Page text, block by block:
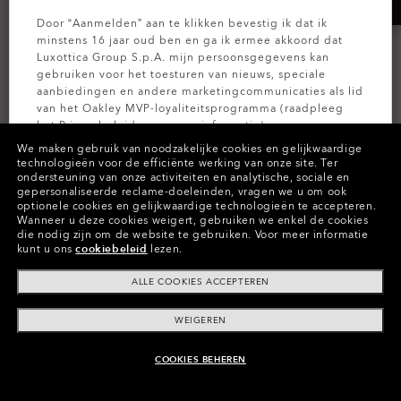
AI-BRIL
Oakley Meta HSTN
Transitions®
8 Kleuren
€519.00
of vanaf€173.00/maand
HSTN SQ
Prizm™
7 Kleuren
€182.00
Glazen op sterkte
We maken gebruik van noodzakelijke cookies en gelijkwaardige
technologieën voor de efficiënte werking van onze site. Ter
ondersteuning van onze activiteiten en analytische, sociale en
gepersonaliseerde reclame-doeleinden, vragen we u om ook
optionele cookies en gelijkwaardige technologieën te accepteren.
Wanneer u deze cookies weigert, gebruiken we enkel de cookies
die nodig zijn om de website te gebruiken. Voor meer informatie
kunt u onscookiebeleid lezen.
ALLE COOKIES ACCEPTEREN
WEIGEREN
COOKIES BEHEREN
Door “Aanmelden” aan te klikken bevestig ik dat ik
minstens 16 jaar oud ben en ga ik ermee akkoord dat
Luxottica Group S.p.A. mijn persoonsgegevens kan
gebruiken voor het toesturen van nieuws, speciale
aanbiedingen en andere marketingcommunicaties als lid
van het Oakley MVP-loyaliteitsprogramma (raadpleeg
hetPrivacybeleidvoor meer informatie).
AANMELDEN